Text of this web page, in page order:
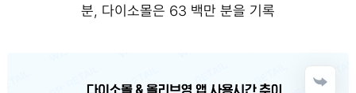
분, 다이소몰은 63 백만 분을 기록